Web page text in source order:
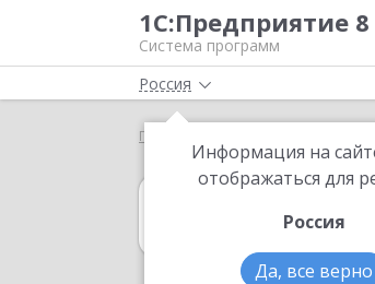
1С:Предприятие 8
Система программ
Россия
Информация на
отображаться для
Россия
Да, все верно
Главная
в